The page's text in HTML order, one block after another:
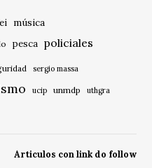
música
pesca policiales
sergio massa
ucip unmdp
uthgra
Articulos con link do follow